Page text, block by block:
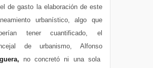
de gasto la elaboración de este
urbanístico, algo que
tener cuantificado, el
de urbanismo, Alfonso
no concretó ni una sola